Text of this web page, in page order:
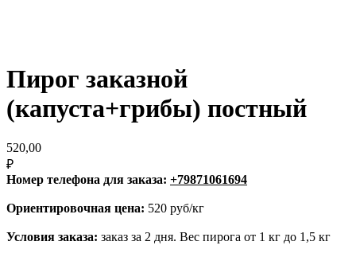
Пирог заказной
(капуста+грибы) постный
520,00
₽
Номер телефона для заказа: +79871061694
Ориентировочная цена: 520 руб/кг
Условия заказа: заказ за 2 дня. Вес пирога от 1 кг до 1,5 кг